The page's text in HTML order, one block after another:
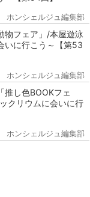
ホンシェルジュ編集部
物フェア」/本屋遊泳
いに行こう～【第53
ホンシェルジュ編集部
推し色BOOKフェ
クリウムに会いに行
ホンシェルジュ編集部